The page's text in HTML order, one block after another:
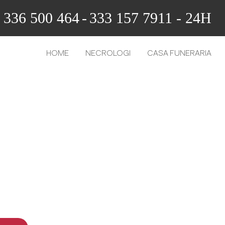
336 500 464- 333 157 7911 - 24H
HOME NECROLOGI CASA FUNERARIA